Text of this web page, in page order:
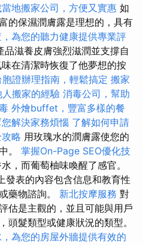
地搬家公司，方便又實惠 如
的保濕潤膚露是理想的，具有
為您的聽力健康提供專業評
品滋養皮膚強烈滋潤並支撐自
在清潔時恢復了他夢想的按
證辦理指南，輕鬆搞定 搬家
搬家的經驗 消毒公司，幫助
外燴buffet，豐富多樣的餐
解決家務煩惱 了解如何申請
略 用玫瑰水的潤膚露使您的
。 掌握On-Page SEO優化技
，而葡萄柚味喚醒了感官。
表的內容包含信息和教育性
藥物諮詢。 新北按摩服務 對
估是主觀的，並且可能與用戶
頭髮類型或健康狀況的類型。
為您的房屋外牆提供有效的